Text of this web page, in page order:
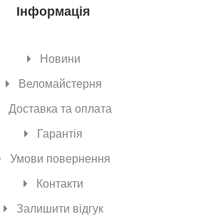
Інформація
Новини
Веломайстерня
Доставка та оплата
Гарантія
Умови повернення
Контакти
Залишити відгук